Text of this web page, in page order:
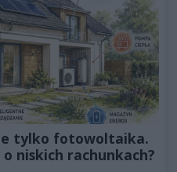
tylko fotowoltaika.
niskich rachunkach?